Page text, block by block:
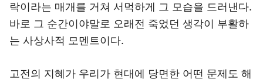
락이라는 매개를 거쳐 서먹하게 그 모습을 드러낸다.
바로 그 순간이야말로 오래전 죽었던 생각이 부활하
는 사상사적 모멘트이다.
고전의 지혜가 우리가 현대에 당면한 어떤 문제도 해